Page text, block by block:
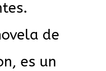
de
es un